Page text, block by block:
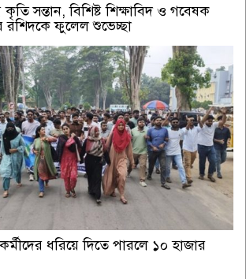
সন্তান, বিশিষ্ট শিক্ষাবিদ ও গবেষক
রশিদকে ফুলেল শুভেচ্ছা
ধরিয়ে দিতে পারলে ১০ হাজার